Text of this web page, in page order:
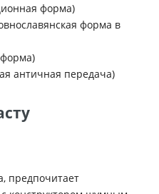
форма)
форма в
античная передача)
предпочитает